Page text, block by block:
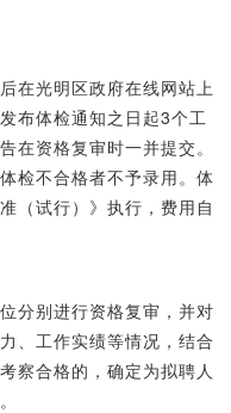
在光明区政府在线网站上
布体检通知之日起3个工
在资格复审时一并提交。
检不合格者不予录用。体
（试行）》执行，费用自
分别进行资格复审，并对
、工作实绩等情况，结合
察合格的，确定为拟聘人